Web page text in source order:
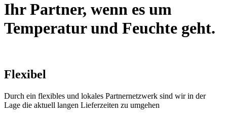
IhrPartner, wenn es um
Temperatur und Feuchte geht.
Flexibel
Durch ein flexibles und lokales Partnernetzwerk sind wir in der
Lage die aktuell langen Lieferzeiten zu umgehen